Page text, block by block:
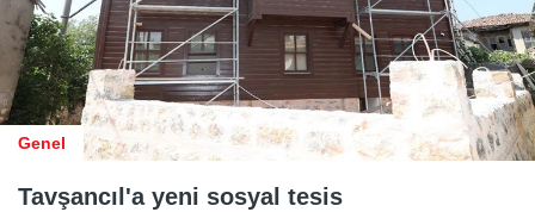
Genel
Tavşancıl'a yeni sosyal tesis